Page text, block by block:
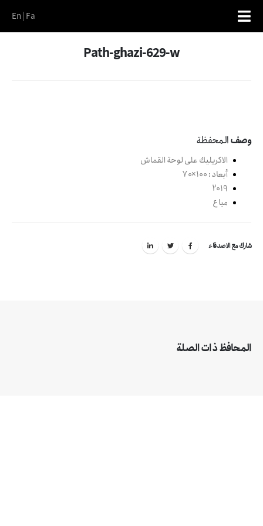
En|Fa
Path-ghazi-629-w
وصفالمحفظة
الاكريليك على لوحة القماش
أبعاد: 100×70
2019
مباع
شارك مع الاصدقاء
المحافظذات الصلة